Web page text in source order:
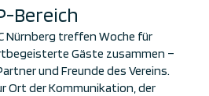
Bereich
Nürnberg treffen Woche für
Gäste zusammen –
und Freunde des Vereins.
Ort der Kommunikation, der